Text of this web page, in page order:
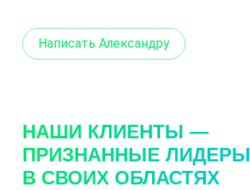
Написать Александру
НАШИ КЛИЕНТЫ —
ПРИЗНАННЫЕ ЛИДЕРЫ
В СВОИХ ОБЛАСТЯХ